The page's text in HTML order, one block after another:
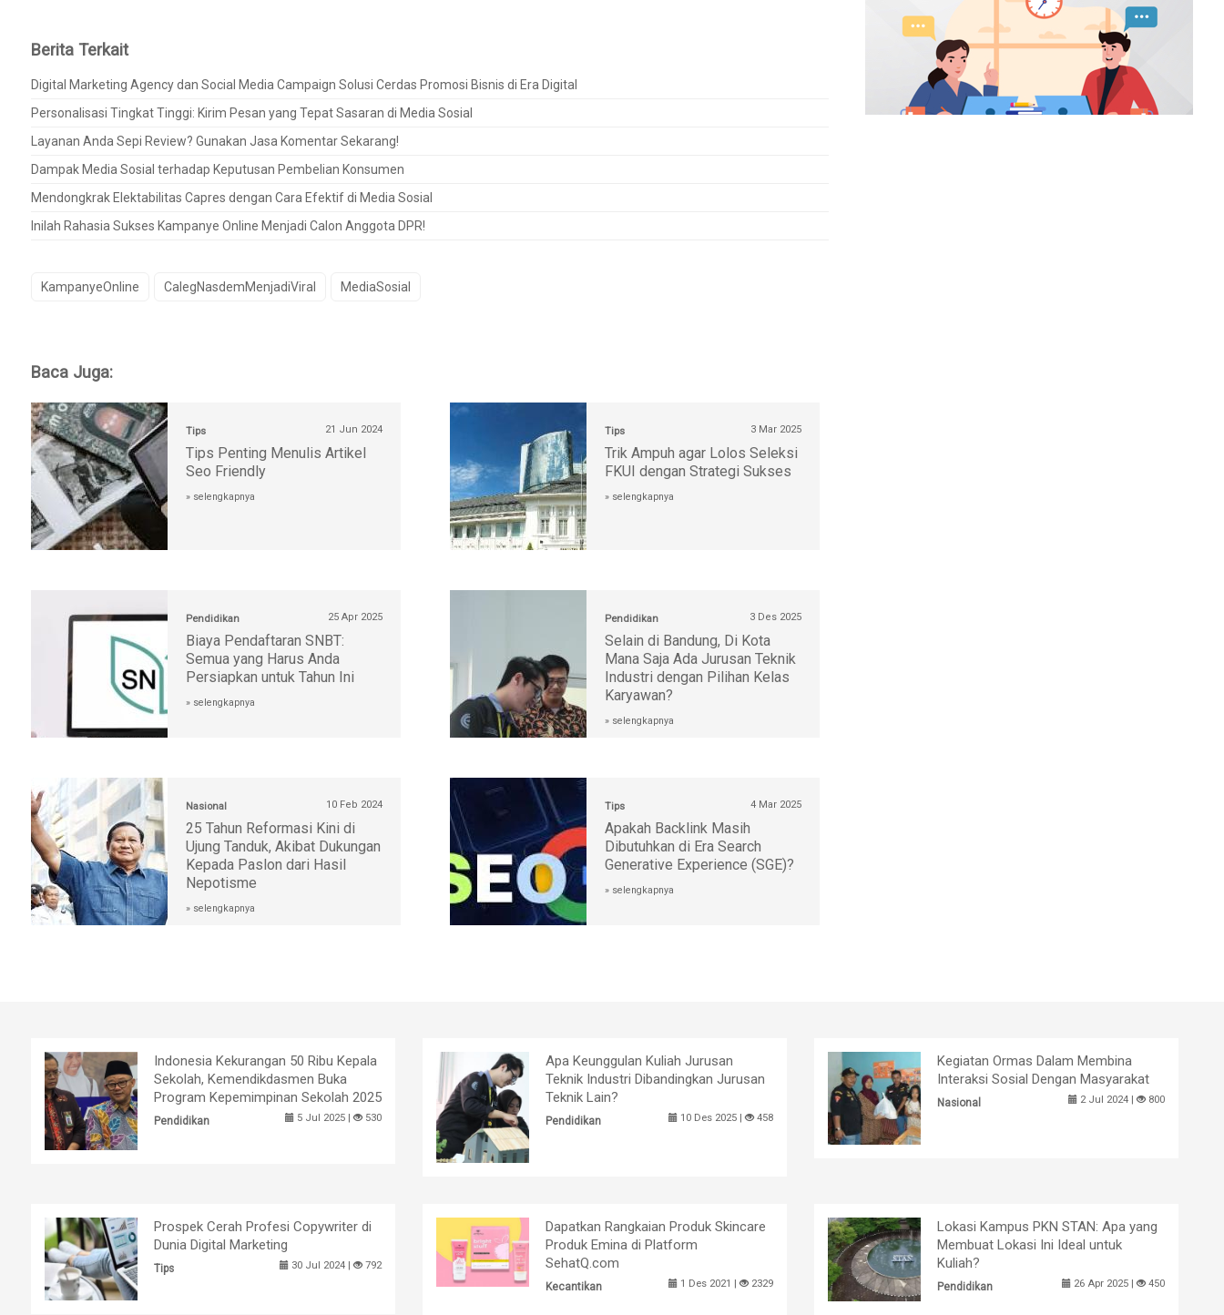
Berita Terkait
Digital Marketing Agency dan Social Media Campaign Solusi Cerdas Promosi Bisnis di Era Digital
Personalisasi Tingkat Tinggi: Kirim Pesan yang Tepat Sasaran di Media Sosial
Layanan Anda Sepi Review? Gunakan Jasa Komentar Sekarang!
Dampak Media Sosial terhadap Keputusan Pembelian Konsumen
Mendongkrak Elektabilitas Capres dengan Cara Efektif di Media Sosial
Inilah Rahasia Sukses Kampanye Online Menjadi Calon Anggota DPR!
KampanyeOnline CalegNasdemMenjadiViral MediaSosial
Baca Juga:
Tips 21 Jun 2024
Tips Penting Menulis Artikel
Seo Friendly
» selengkapnya
Tips 3 Mar 2025
Trik Ampuh agar Lolos Seleksi
FKUI dengan Strategi Sukses
» selengkapnya
Pendidikan 25 Apr 2025
Biaya Pendaftaran SNBT:
Semua yang Harus Anda
Persiapkan untuk Tahun Ini
» selengkapnya
Pendidikan 3 Des 2025
Selain di Bandung, Di Kota
Mana Saja Ada Jurusan Teknik
Industri dengan Pilihan Kelas
Karyawan?
» selengkapnya
Nasional 10 Feb 2024
25 Tahun Reformasi Kini di
Ujung Tanduk, Akibat Dukungan
Kepada Paslon dari Hasil
Nepotisme
» selengkapnya
Tips 4 Mar 2025
Apakah Backlink Masih
Dibutuhkan di Era Search
Generative Experience (SGE)?
» selengkapnya
Indonesia Kekurangan 50 Ribu Kepala
Sekolah, Kemendikdasmen Buka
Program Kepemimpinan Sekolah 2025
Pendidikan 5 Jul 2025 | 530
Apa Keunggulan Kuliah Jurusan
Teknik Industri Dibandingkan Jurusan
Teknik Lain?
Pendidikan 10 Des 2025 | 458
Kegiatan Ormas Dalam Membina
Interaksi Sosial Dengan Masyarakat
Nasional 2 Jul 2024 | 800
Prospek Cerah Profesi Copywriter di
Dunia Digital Marketing
Tips 30 Jul 2024 | 792
Dapatkan Rangkaian Produk Skincare
Produk Emina di Platform
SehatQ.com
Kecantikan 1 Des 2021 | 2329
Lokasi Kampus PKN STAN: Apa yang
Membuat Lokasi Ini Ideal untuk
Kuliah?
Pendidikan 26 Apr 2025 | 450